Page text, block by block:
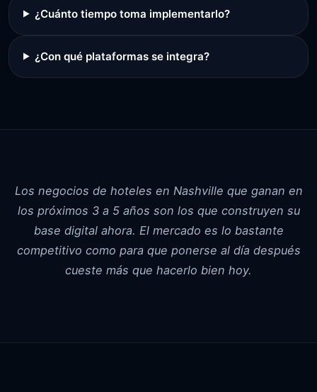
¿Cuánto tiempo toma implementarlo?
¿Con qué plataformas se integra?
Los negocios de hoteles en Nashville que ganan en
los próximos 3 a 5 años son los que construyen su
base digital ahora. El mercado es lo bastante
competitivo como para que ponerse al día después
cueste más que hacerlo bien hoy.